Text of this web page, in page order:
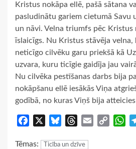
Kristus nokāpa ellē, pašā sātana
pasludinātu gariem cietumā Savu
un nāvi. Velna triumfs pēc Kristus
īslaicīgs. Nu Kristus stāvēja velna,
neticīgo cilvēku garu priekšā kā
uzvara, kuru ticīgie gaidīja jau
Nu cilvēka pestīšanas darbs bija
nokāpšanu ellē iesākās Viņa
godībā, no kuras Viņš bija
Facebook BlueskyThreads
Email
Copy
Tēmas: Ticība un dzīve